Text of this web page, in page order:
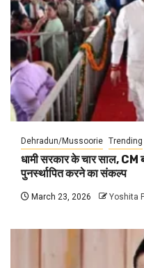
Dehradun/Mussoorie Trending
धामी सरकार के चार साल, CM
पुनर्स्थापित करने का संकल्प
March 23, 2026 Yoshita